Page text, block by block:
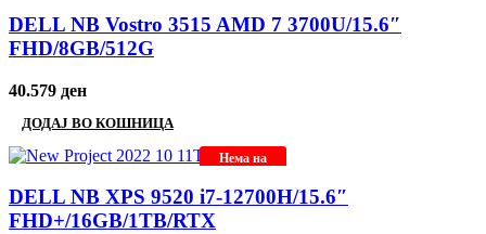
DELL NB Vostro 3515 AMD 7 3700U/15.6″
FHD/8GB/512G
40.579 ден
ДОДАЈ ВО КОШНИЦА
Нема на
DELL NB XPS 9520 i7-12700H/15.6″
FHD+/16GB/1TB/RTX